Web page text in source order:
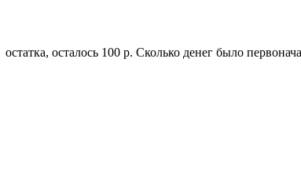
остатка, осталось 100 р. Сколько денег было